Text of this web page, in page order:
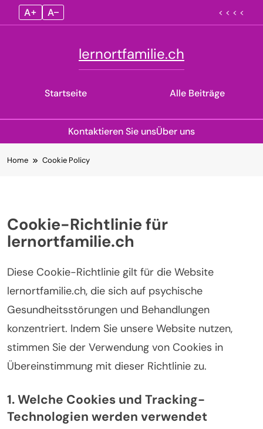
A+ A– < < < <
Startseite
lernortfamilie.ch
Alle Beiträge
Kontaktieren Sie unsÜber uns
toHome Cookie Policy
Cookie-Richtlinie für
lernortfamilie.ch
Diese Cookie-Richtlinie gilt für die Website
lernortfamilie.ch, die sich auf psychische
Gesundheitsstörungen und Behandlungen
konzentriert. Indem Sie unsere Website nutzen,
stimmen Sie der Verwendung von Cookies in
Übereinstimmung mit dieser Richtlinie zu.
1. Welche Cookies und Tracking-
Technologien werden verwendet